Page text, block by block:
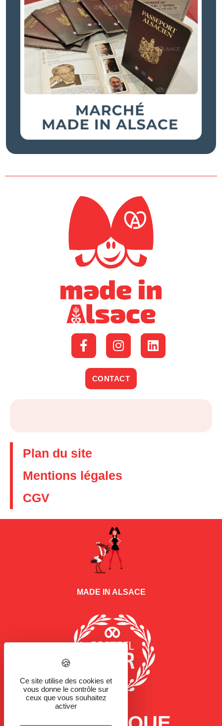
CONTACT
Plan du site
Mentions légales
CGV
MADE IN ALSACE
Ce site utilise des cookies et
vous donne le contrôle sur
ceux que vous souhaitez
activer